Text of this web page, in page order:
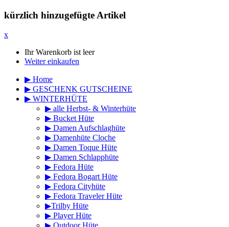
kürzlich hinzugefügte Artikel
x
Ihr Warenkorb ist leer
Weiter einkaufen
▶ Home
▶ GESCHENK GUTSCHEINE
▶ WINTERHÜTE
▶ alle Herbst- & Winterhüte
▶ Bucket Hüte
▶ Damen Aufschlaghüte
▶ Damenhüte Cloche
▶ Damen Toque Hüte
▶ Damen Schlapphüte
▶ Fedora Hüte
▶ Fedora Bogart Hüte
▶ Fedora Cityhüte
▶ Fedora Traveler Hüte
▶Trilby Hüte
▶ Player Hüte